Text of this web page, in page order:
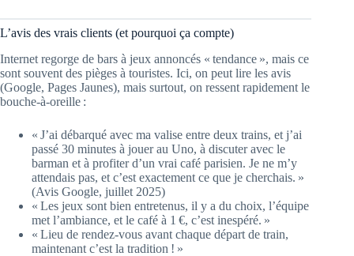
L’avis des vrais clients (et pourquoi ça compte)
Internet regorge de bars à jeux annoncés « tendance », mais ce
sont souvent des pièges à touristes. Ici, on peut lire les avis
(Google, Pages Jaunes), mais surtout, on ressent rapidement le
bouche-à-oreille :
« J’ai débarqué avec ma valise entre deux trains, et j’ai
passé 30 minutes à jouer au Uno, à discuter avec le
barman et à profiter d’un vrai café parisien. Je ne m’y
attendais pas, et c’est exactement ce que je cherchais. »
(Avis Google, juillet 2025)
« Les jeux sont bien entretenus, il y a du choix, l’équipe
met l’ambiance, et le café à 1 €, c’est inespéré. »
« Lieu de rendez-vous avant chaque départ de train,
maintenant c’est la tradition ! »